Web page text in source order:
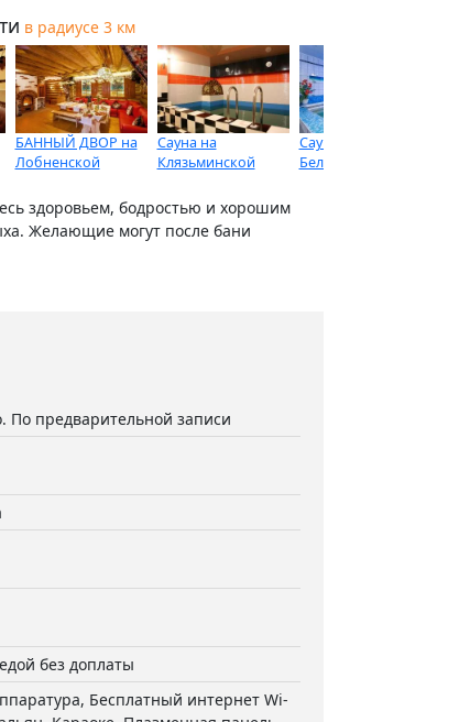
в радиусе 3 км
БАННЫЙ ДВОР на
Лобненской
Сауна на
Клязьминской
Сауна на
Беломорской
здоровьем, бодростью и хорошим
Желающие могут после бани
По предварительной записи
без доплаты
Бесплатный интернет Wi-